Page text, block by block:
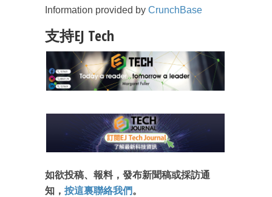
Information provided by CrunchBase
支持EJ Tech
如欲投稿、報料，發布新聞稿或採訪通
知， 按這裏聯絡我們。
成為 EJ Tech 會員